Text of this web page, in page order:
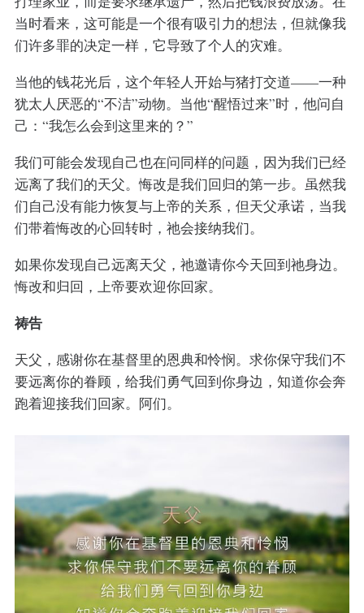
当时看来，这可能是一个很有吸引力的想法，但就像我
们许多罪的决定一样，它导致了个人的灾难。
当他的钱花光后，这个年轻人开始与猪打交道——一种
犹太人厌恶的“不洁”动物。当他“醒悟过来”时，他问自
己：“我怎么会到这里来的？”
我们可能会发现自己也在问同样的问题，因为我们已经
远离了我们的天父。悔改是我们回归的第一步。虽然我
们自己没有能力恢复与上帝的关系，但天父承诺，当我
们带着悔改的心回转时，祂会接纳我们。
如果你发现自己远离天父，祂邀请你今天回到祂身边。
悔改和归回，上帝要欢迎你回家。
祷告
天父，感谢你在基督里的恩典和怜悯。求你保守我们不
要远离你的眷顾，给我们勇气回到你身边，知道你会奔
跑着迎接我们回家。阿们。